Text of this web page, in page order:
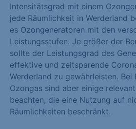
Intensitätsgrad mit einem
jede Räumlichkeit in Werderland
es Ozongeneratoren mit den
Leistungsstufen. Je größer der
sollte der Leistungsgrad des
effektive und zeitsparende
Werderland zu gewährleisten. Bei
Ozongas sind aber einige
beachten, die eine Nutzung auf
Räumlichkeiten beschränkt.